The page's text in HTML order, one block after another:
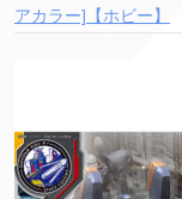
アカラー]【ホビー】